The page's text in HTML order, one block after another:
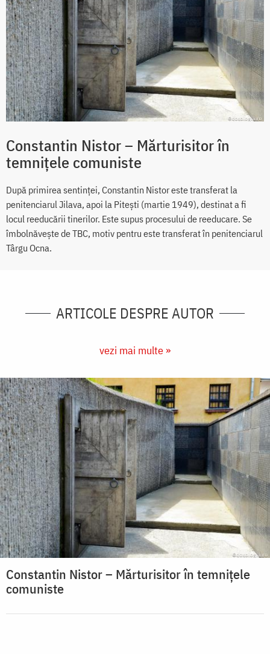
Constantin Nistor – Mărturisitor în
temnițele comuniste
După primirea sentinței, Constantin Nistor este transferat la
penitenciarul Jilava, apoi la Pitești (martie 1949), destinat a fi
locul reeducării tinerilor. Este supus procesului de reeducare. Se
îmbolnăvește de TBC, motiv pentru este transferat în penitenciarul
Târgu Ocna.
ARTICOLE DESPRE AUTOR
vezi mai multe »
Constantin Nistor – Mărturisitor în temnițele
comuniste